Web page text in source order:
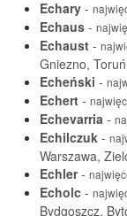
Echary -
Echaus -
Echaust -
Gniezno,
Echeński -
Echert -
Echevarria -
Echilczuk -
Warszawa,
Echler-
Echolc -
Bydgoszcz,